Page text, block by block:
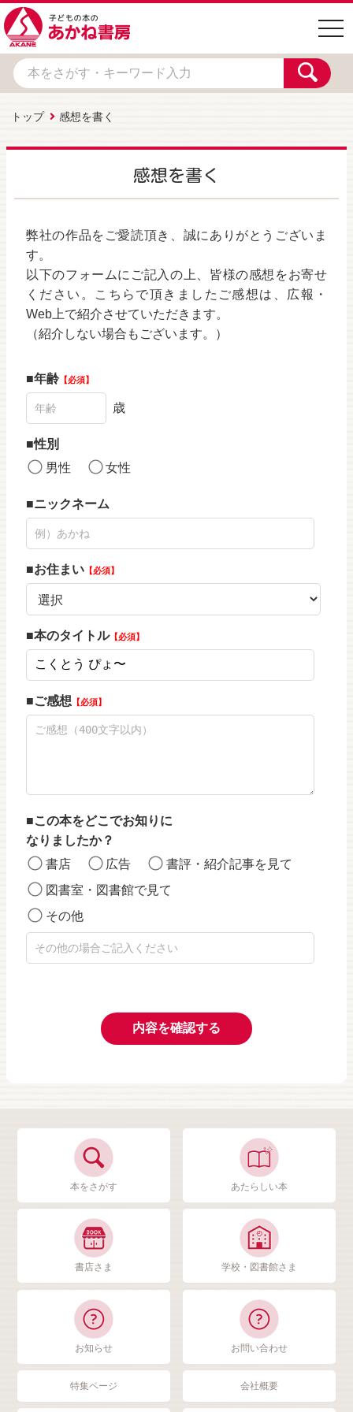
トップ 感想を書く
感想を書く
弊社の作品をご愛読頂き、誠にありがとうございま
す。
以下のフォームにご記入の上、皆様の感想をお寄せ
ください。こちらで頂きましたご感想は、広報・
Web上で紹介させていただきます。
（紹介しない場合もございます。）
年齢 必須
歳
性別
男性
女性
ニックネーム
お住まい 必須
本のタイトル 必須
ご感想 必須
この本をどこでお知りに
なりましたか？
書店
広告
書評・紹介記事を見て
図書室・図書館で見て
その他
内容を確認する
本をさがす あたらしい本
書店さま 学校・図書館さま
お知らせ お問い合わせ
特集ページ 会社概要